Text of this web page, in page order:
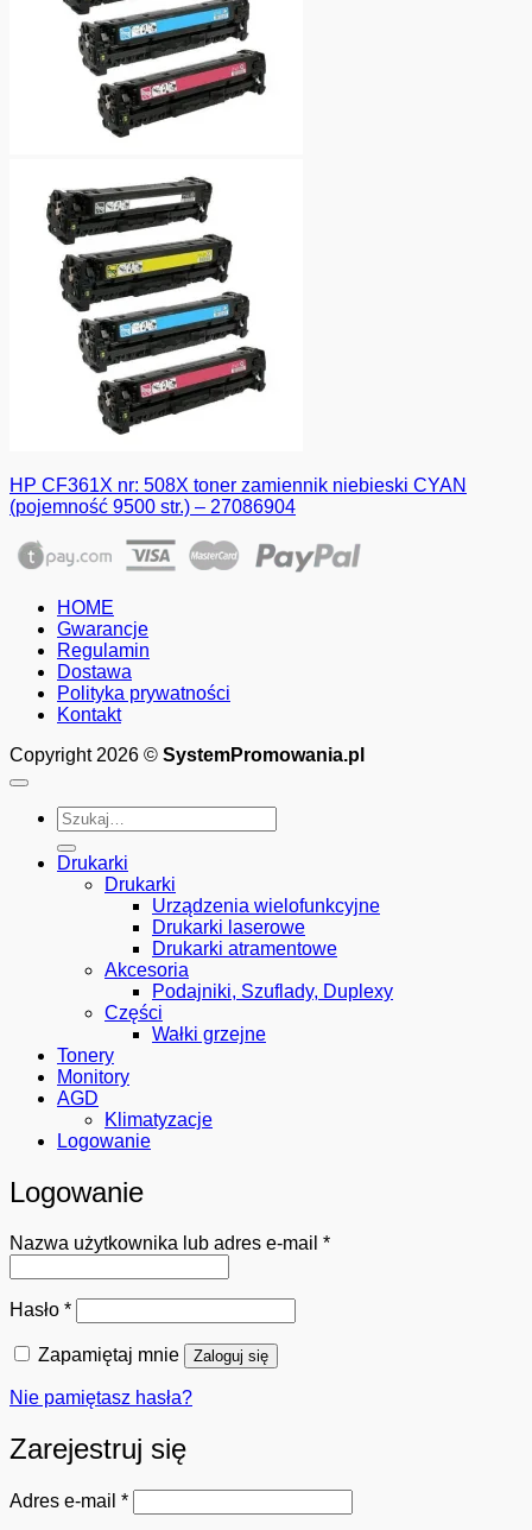
HP CF361X nr: 508X toner zamiennik niebieski CYAN
(pojemność 9500 str.) – 27086904
HOME
Gwarancje
Regulamin
Dostawa
Polityka prywatności
Kontakt
Copyright 2026 © SystemPromowania.pl
Szukaj:
Drukarki
Drukarki
Urządzenia wielofunkcyjne
Drukarki laserowe
Drukarki atramentowe
Akcesoria
Podajniki, Szuflady, Duplexy
Części
Wałki grzejne
Tonery
Monitory
AGD
Klimatyzacje
Logowanie
Logowanie
Nazwa użytkownika lub adres e-mail *Wymagane
Hasło *Wymagane
Zapamiętaj mnie Zaloguj się
Nie pamiętasz hasła?
Zarejestruj się
Adres e-mail *Wymagane